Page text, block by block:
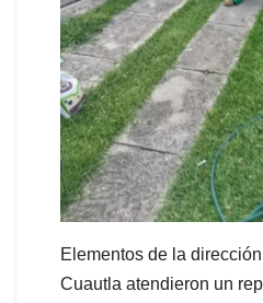
Elementos de la
Cuautla atendieron un